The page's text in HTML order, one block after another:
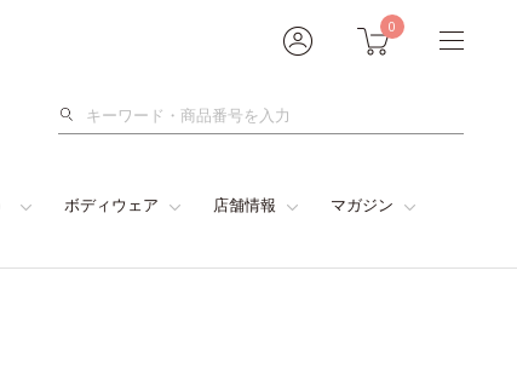
0
検
ボディウェア 店舗情報 マガジン